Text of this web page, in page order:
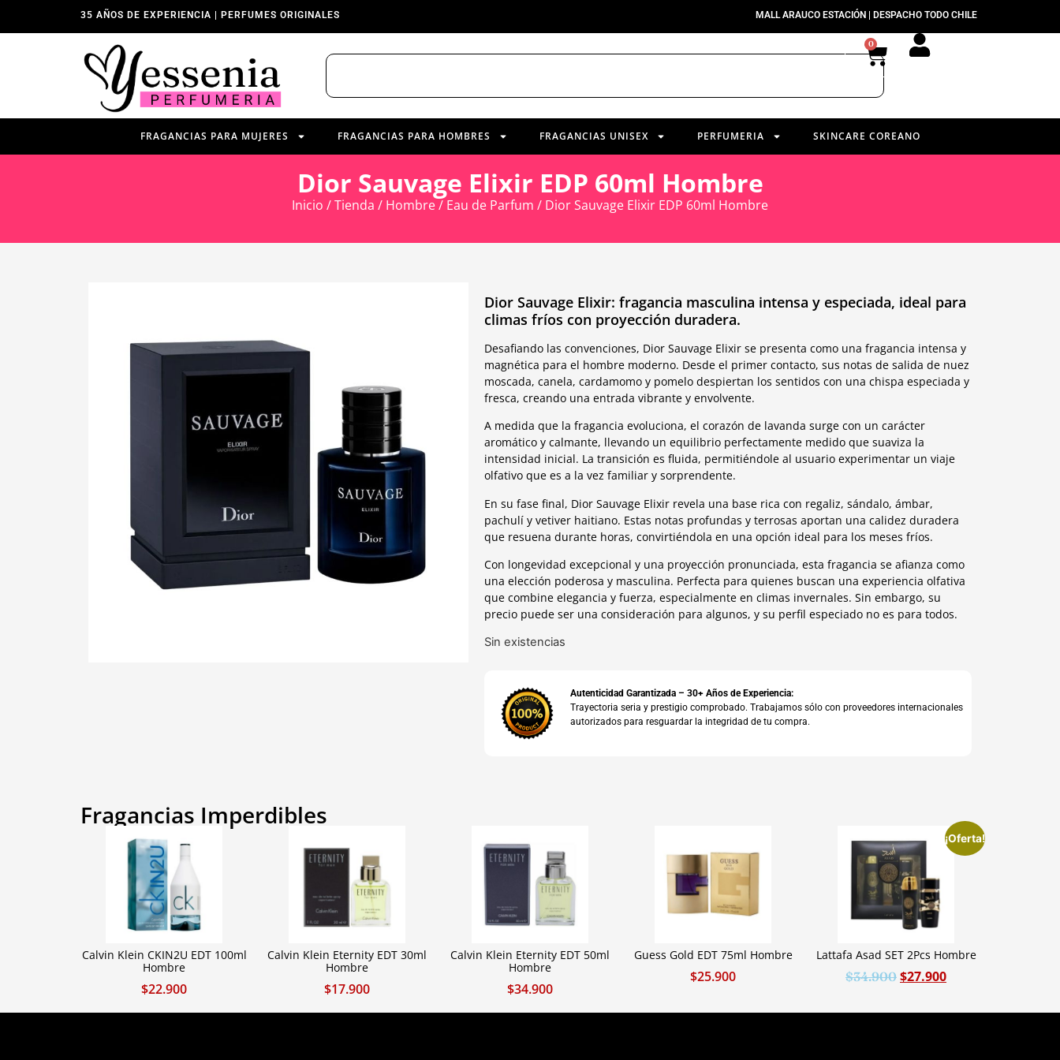
35 AÑOS DE EXPERIENCIA | PERFUMES ORIGINALES MALL ARAUCO ESTACIÓN | DESPACHO TODO CHILE
0
FRAGANCIAS PARA MUJERES FRAGANCIAS PARA HOMBRES FRAGANCIAS UNISEX PERFUMERIA SKINCARE COREANO
Dior Sauvage Elixir EDP 60ml Hombre
Inicio /Tienda / Hombre/ Eau de Parfum / Dior Sauvage Elixir EDP 60ml Hombre
Dior Sauvage Elixir: fragancia masculina intensa y especiada, ideal para
climas fríos con proyección duradera.
Desafiando las convenciones, Dior Sauvage Elixir se presenta como una fragancia intensa y
magnética para el hombre moderno. Desde el primer contacto, sus notas de salida de nuez
moscada, canela, cardamomo y pomelo despiertan los sentidos con una chispa especiada y
fresca, creando una entrada vibrante y envolvente.
A medida que la fragancia evoluciona, el corazón de lavanda surge con un carácter
aromático y calmante, llevando un equilibrio perfectamente medido que suaviza la
intensidad inicial. La transición es fluida, permitiéndole al usuario experimentar un viaje
olfativo que es a la vez familiar y sorprendente.
En su fase final, Dior Sauvage Elixir revela una base rica con regaliz, sándalo, ámbar,
pachulí y vetiver haitiano. Estas notas profundas y terrosas aportan una calidez duradera
que resuena durante horas, convirtiéndola en una opción ideal para los meses fríos.
Con longevidad excepcional y una proyección pronunciada, esta fragancia se afianza como
una elección poderosa y masculina. Perfecta para quienes buscan una experiencia olfativa
que combine elegancia y fuerza, especialmente en climas invernales. Sin embargo, su
precio puede ser una consideración para algunos, y su perfil especiado no es para todos.
Sin existencias
Autenticidad Garantizada – 30+ Años de Experiencia:
Trayectoria seria y prestigio comprobado. Trabajamos sólo con proveedores internacionales
autorizados para resguardar la integridad de tu compra.
Fragancias Imperdibles
Calvin Klein CKIN2U EDT 100ml
Hombre
$22.900
Calvin Klein Eternity EDT 30ml
Hombre
$17.900
Calvin Klein Eternity EDT 50ml
Hombre
$34.900
Guess Gold EDT 75ml Hombre
$25.900
¡Oferta!
Lattafa Asad SET 2Pcs Hombre
$34.900 $27.900